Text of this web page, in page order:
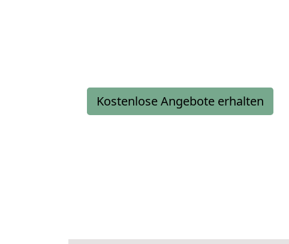
Kostenlose Angebote erhalten